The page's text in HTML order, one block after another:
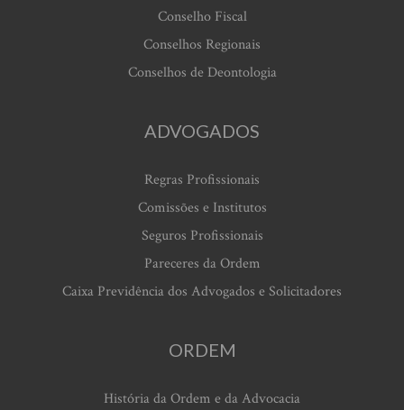
Conselho Fiscal
Conselhos Regionais
Conselhos de Deontologia
ADVOGADOS
Regras Profissionais
Comissões e Institutos
Seguros Profissionais
Pareceres da Ordem
Caixa Previdência dos Advogados e Solicitadores
ORDEM
História da Ordem e da Advocacia